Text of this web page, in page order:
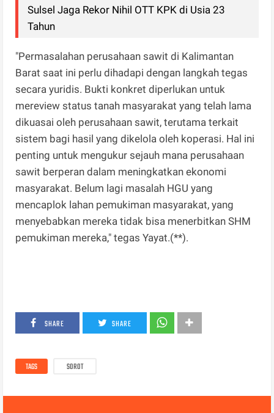
Sulsel Jaga Rekor Nihil OTT KPK di Usia 23
Tahun
"Permasalahan perusahaan sawit di Kalimantan
Barat saat ini perlu dihadapi dengan langkah tegas
secara yuridis. Bukti konkret diperlukan untuk
mereview status tanah masyarakat yang telah lama
dikuasai oleh perusahaan sawit, terutama terkait
sistem bagi hasil yang dikelola oleh koperasi. Hal ini
penting untuk mengukur sejauh mana perusahaan
sawit berperan dalam meningkatkan ekonomi
masyarakat. Belum lagi masalah HGU yang
mencaplok lahan pemukiman masyarakat, yang
menyebabkan mereka tidak bisa menerbitkan SHM
pemukiman mereka," tegas Yayat.(**).
SHARE SHARE
TAGS SOROT